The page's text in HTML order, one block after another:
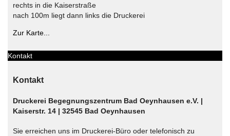
rechts in die Kaiserstraße
nach 100m liegt dann links die Druckerei
Zur Karte...
Kontakt
Kontakt
Druckerei Begegnungszentrum Bad Oeynhausen e.V. |
Kaiserstr. 14 | 32545 Bad Oeynhausen
Sie erreichen uns im Druckerei-Büro oder telefonisch zu